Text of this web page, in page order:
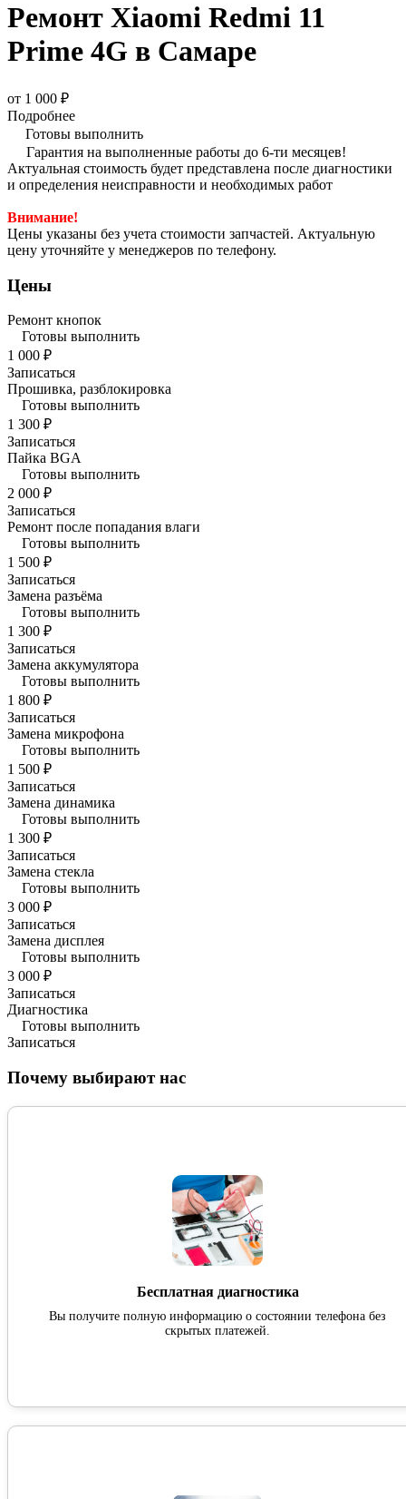
Ремонт Xiaomi Redmi 11
Prime 4G в Самаре
от 1 000 ₽
Подробнее
Готовы выполнить
Гарантия на выполненные работы до 6-ти месяцев!
Актуальная стоимость будет представлена после диагностики
и определения неисправности и необходимых работ
Внимание!
Цены указаны без учета стоимости запчастей. Актуальную
цену уточняйте у менеджеров по телефону.
Цены
Ремонт кнопок
Готовы выполнить
1 000 ₽
Записаться
Прошивка, разблокировка
Готовы выполнить
1 300 ₽
Записаться
Пайка BGA
Готовы выполнить
2 000 ₽
Записаться
Ремонт после попадания влаги
Готовы выполнить
1 500 ₽
Записаться
Замена разъёма
Готовы выполнить
1 300 ₽
Записаться
Замена аккумулятора
Готовы выполнить
1 800 ₽
Записаться
Замена микрофона
Готовы выполнить
1 500 ₽
Записаться
Замена динамика
Готовы выполнить
1 300 ₽
Записаться
Замена стекла
Готовы выполнить
3 000 ₽
Записаться
Замена дисплея
Готовы выполнить
3 000 ₽
Записаться
Диагностика
Готовы выполнить
Записаться
Почему выбирают нас
Бесплатная диагностика
Вы получите полную информацию о состоянии телефона без
скрытых платежей.